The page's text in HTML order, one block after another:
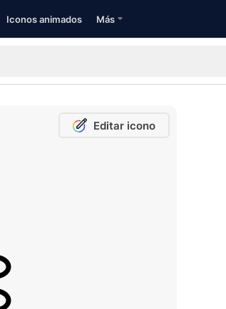
Iconos animados Más
Editar icono